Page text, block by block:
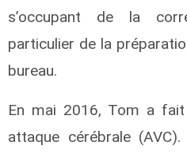
s’occupant de la
particulier de la
bureau.
En mai 2016, Tom a
attaque cérébrale